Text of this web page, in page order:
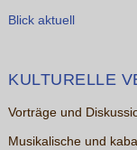
Blick aktuell
KULTURELLE
Vorträge und
Musikalische und